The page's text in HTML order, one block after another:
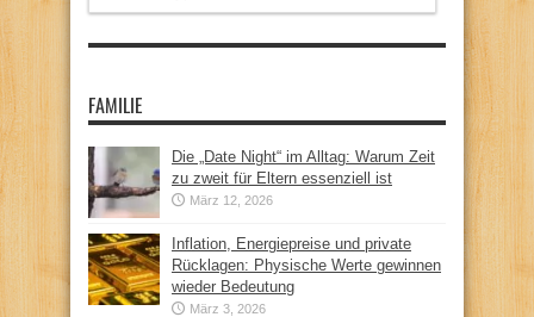
FAMILIE
Die „Date Night“ im Alltag: Warum Zeit
zu zweit für Eltern essenziell ist
März 12, 2026
Inflation, Energiepreise und private
Rücklagen: Physische Werte gewinnen
wieder Bedeutung
März 3, 2026